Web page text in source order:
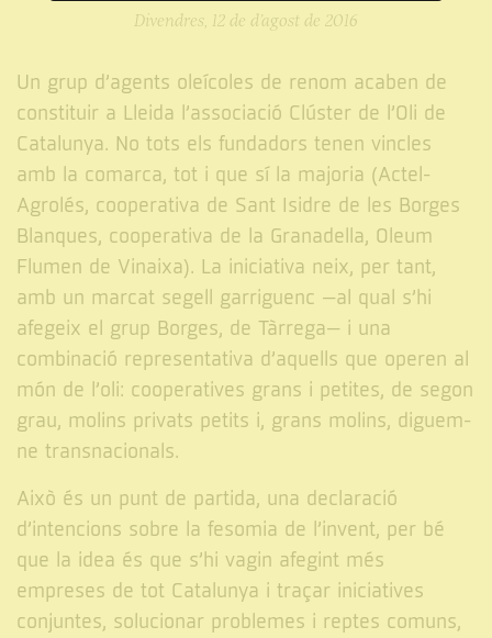
Divendres, 12 de d’agost de 2016
Un grup d’agents oleícoles de renom acaben de
constituir a Lleida l’associació Clúster de l’Oli de
Catalunya. No tots els fundadors tenen vincles
amb la comarca, tot i que sí la majoria (Actel-
Agrolés, cooperativa de Sant Isidre de les Borges
Blanques, cooperativa de la Granadella, Oleum
Flumen de Vinaixa). La iniciativa neix, per tant,
amb un marcat segell garriguenc –al qual s’hi
afegeix el grup Borges, de Tàrrega– i una
combinació representativa d’aquells que operen al
món de l’oli: cooperatives grans i petites, de segon
grau, molins privats petits i, grans molins, diguem-
ne transnacionals.
Això és un punt de partida, una declaració
d’intencions sobre la fesomia de l’invent, per bé
que la idea és que s’hi vagin afegint més
empreses de tot Catalunya i traçar iniciatives
conjuntes, solucionar problemes i reptes comuns,